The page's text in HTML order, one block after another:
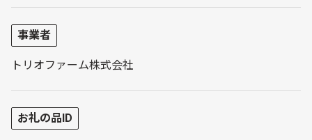
事業者
トリオファーム株式会社
お礼の品ID